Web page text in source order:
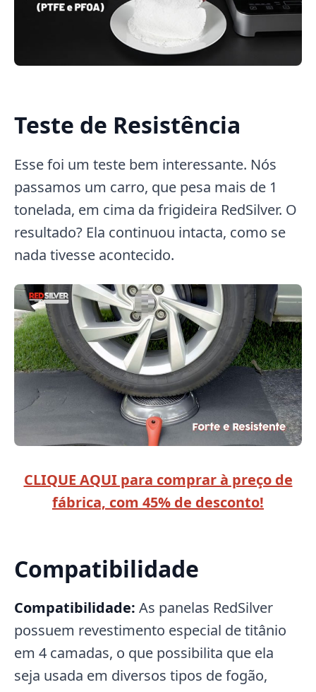
Teste de Resistência
Esse foi um teste bem interessante. Nós
passamos um carro, que pesa mais de 1
tonelada, em cima da frigideira RedSilver. O
resultado? Ela continuou intacta, como se
nada tivesse acontecido.
CLIQUE AQUI para comprar à preço de
fábrica, com 45% de desconto!
Compatibilidade
Compatibilidade: As panelas RedSilver
possuem revestimento especial de titânio
em 4 camadas, o que possibilita que ela
seja usada em diversos tipos de fogão,